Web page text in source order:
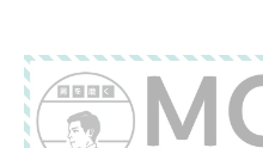
✅ 男性スタッフのみ
✅ 完全個室のプライ
RASHINDO大和店は